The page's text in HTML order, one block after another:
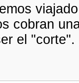
cobran
el "corte".